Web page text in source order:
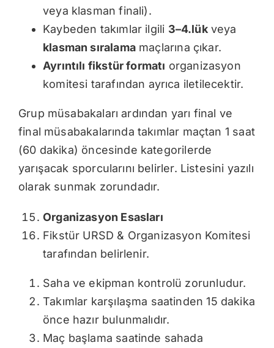
veya klasman finali).
Kaybeden takımlar ilgili 3–4.lükveya
klasman sıralamamaçlarına çıkar.
Ayrıntılı fikstür formatı organizasyon
komitesi tarafından ayrıca iletilecektir.
Grup müsabakaları ardından yarı final ve
final müsabakalarında takımlar maçtan 1 saat
(60 dakika) öncesinde kategorilerde
yarışacak sporcularını belirler. Listesini yazılı
olarak sunmak zorundadır.
Organizasyon Esasları
Fikstür URSD & Organizasyon Komitesi
tarafından belirlenir.
Saha ve ekipman kontrolü zorunludur.
Takımlar karşılaşma saatinden 15 dakika
önce hazır bulunmalıdır.
Maç başlama saatinde sahada